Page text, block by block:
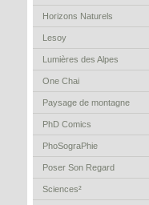
Horizons Naturels
Lesoy
Lumières des Alpes
One Chai
Paysage de montagne
PhD Comics
PhoSograPhie
Poser Son Regard
Sciences²